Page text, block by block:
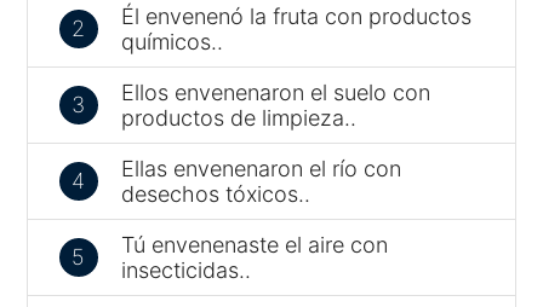
2
Él envenenó la fruta con productos
químicos..
3
Ellos envenenaron el suelo con
productos de limpieza..
4
Ellas envenenaron el río con
desechos tóxicos..
5
Tú envenenaste el aire con
insecticidas..